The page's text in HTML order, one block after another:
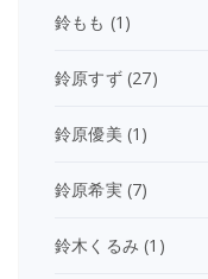
鈴もも (1)
鈴原すず(27)
鈴原優美 (1)
鈴原希実(7)
鈴木くるみ (1)